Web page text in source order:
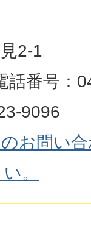
2-1
話番号：
9096
お問い
。